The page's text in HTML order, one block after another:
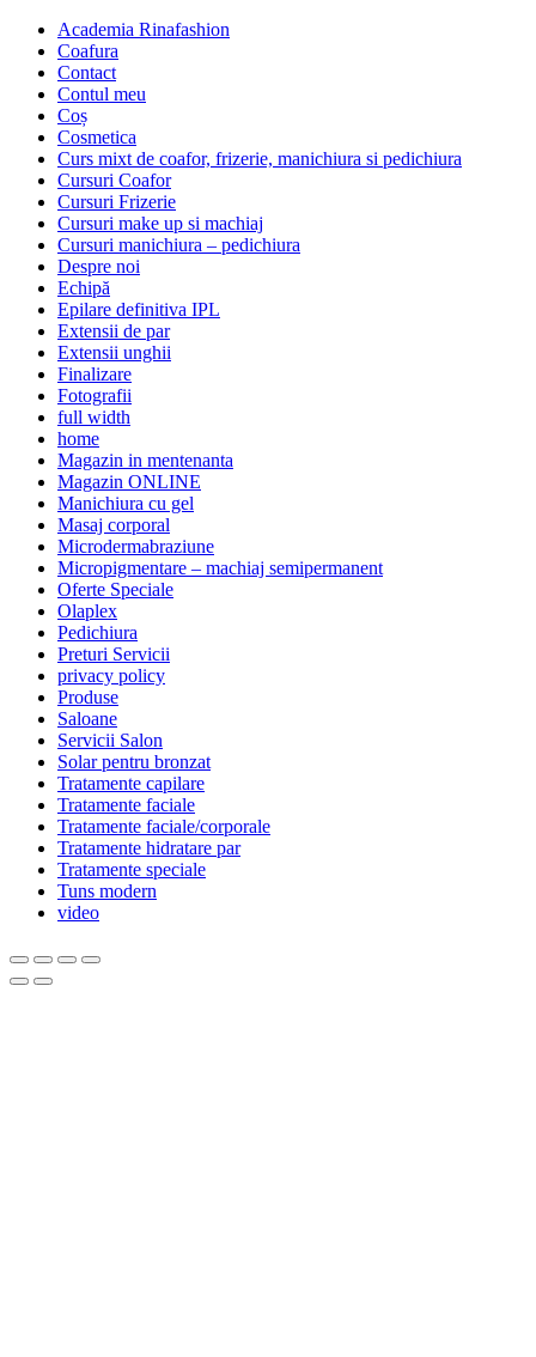
Academia Rinafashion
Coafura
Contact
Contul meu
Coș
Cosmetica
Curs mixt de coafor, frizerie, manichiura si pedichiura
Cursuri Coafor
Cursuri Frizerie
Cursuri make up si machiaj
Cursuri manichiura – pedichiura
Despre noi
Echipă
Epilare definitiva IPL
Extensii de par
Extensii unghii
Finalizare
Fotografii
full width
home
Magazin in mentenanta
Magazin ONLINE
Manichiura cu gel
Masaj corporal
Microdermabraziune
Micropigmentare – machiaj semipermanent
Oferte Speciale
Olaplex
Pedichiura
Preturi Servicii
privacy policy
Produse
Saloane
Servicii Salon
Solar pentru bronzat
Tratamente capilare
Tratamente faciale
Tratamente faciale/corporale
Tratamente hidratare par
Tratamente speciale
Tuns modern
video